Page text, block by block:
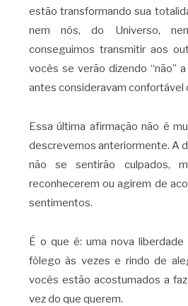
estão transformando sua
nem nós, do Universo,
conseguimos transmitir aos
vocês se verão dizendo “não”
antes consideravam confortável
Essa última afirmação não é
descrevemos anteriormente. A
não se sentirão culpados,
reconhecerem ou agirem de
sentimentos.
É o que é: uma nova
fôlego às vezes e rindo de
vocês estão acostumados a
vez do que querem.